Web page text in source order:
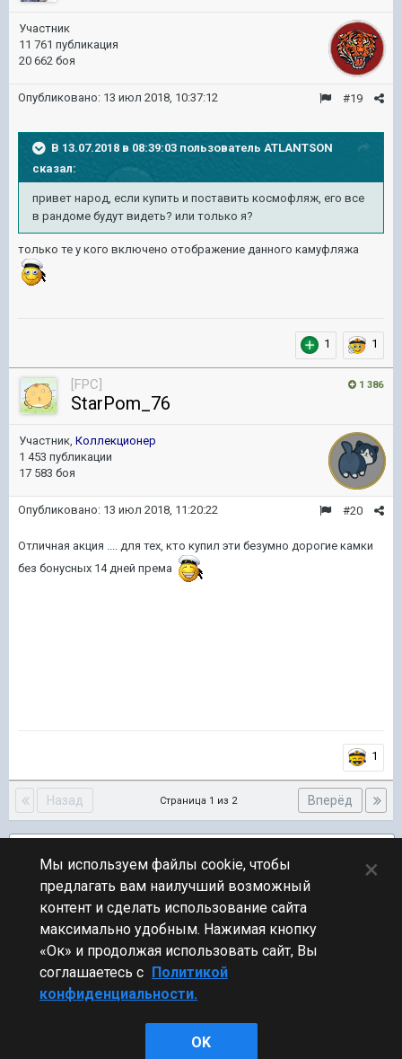
Участник
11 761 публикация
20 662 боя
#19
Опубликовано: 13 июл 2018, 10:37:12
В 13.07.2018 в 08:39:03 пользователь ATLANTSON
сказал:
привет народ, если купить и поставить космофляж, его все
в рандоме будут видеть? или только я?
только те у кого включено отображение данного камуфляжа
1 1
1 386
[FPC]
StarPom_76
Участник, Коллекционер
1 453 публикации
17 583 боя
#20
Опубликовано: 13 июл 2018, 11:20:22
Отличная акция .... для тех, кто купил эти безумно дорогие камки
без бонусных 14 дней према
1
Назад Вперёд
Страница 1 из 2
ПЕРЕЙТИ К СПИСКУ ТЕМ
Флудилка
Стиль
Мы используем файлы cookie, чтобы
предлагать вам наилучший возможный
контент и сделать использование сайта
максимально удобным. Нажимая кнопку
«Ок» и продолжая использовать сайт, Вы
соглашаетесь с Политикой
конфиденциальности.
OK
×